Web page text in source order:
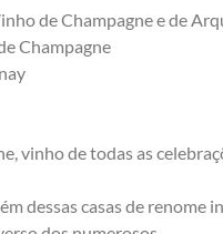
de Champagne e de
Champagne
vinho de todas as
dessas casas de renome